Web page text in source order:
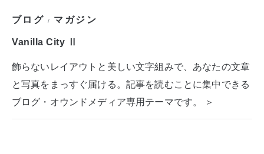
ブログ / マガジン
Vanilla City Ⅱ
飾らないレイアウトと美しい文字組みで、あなたの文章
と写真をまっすぐ届ける。記事を読むことに集中できる
ブログ・オウンドメディア専用テーマです。 ＞